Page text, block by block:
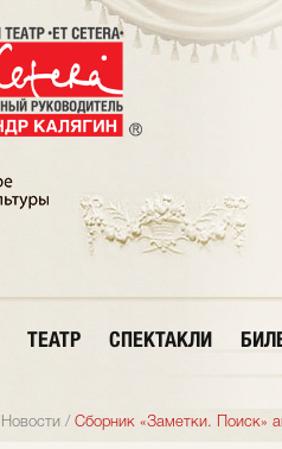
ТЕАТР СПЕКТАКЛИ
Новости / Сборник «Заметки. Поиск»